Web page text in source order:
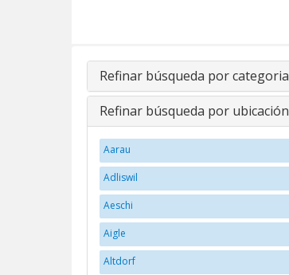
Refinar búsqueda por categoria
Refinar búsqueda por ubicación
Aarau
Adliswil
Aeschi
Aigle
Altdorf